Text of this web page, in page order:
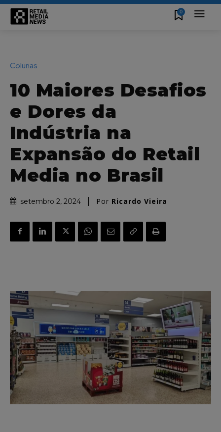
0
Colunas
10 Maiores Desafios
e Dores da
Indústria na
Expansão do Retail
Media no Brasil
setembro 2, 2024 Por Ricardo Vieira